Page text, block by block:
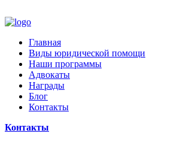
Главная
Виды юридической помощи
Наши программы
Адвокаты
Награды
Блог
Контакты
Контакты